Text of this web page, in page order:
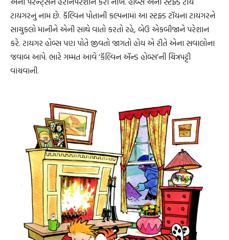
ટાયગરનું નામ છે. કૅલ્વિન પોતાની કલ્પનામાં આ સ્ટફ્ડ ટૉયના ટાયગરને
સાચુકલો માનીને એની સાથે વાતો કરતો રહે, બેઉ એકબીજાને પરેશાન
કરે. ટાયગર હોબ્સ પણ પોતે જીવતો જાગતો હોય એ રીતે એના સવાલોના
જવાબ આપે. ભારે ગમ્મત આવે ‘કૅલ્વિન ઍન્ડ હોબ્સ’ની ચિત્રપટ્ટી
વાંચવાની.